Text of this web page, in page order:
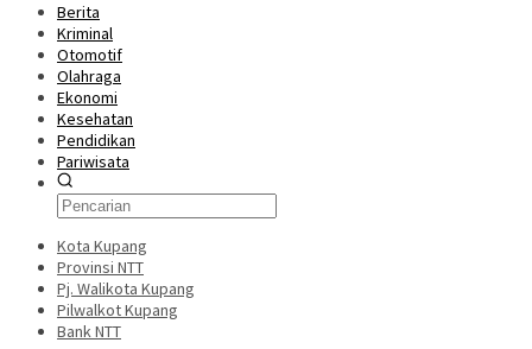
Berita
Kriminal
Otomotif
Olahraga
Ekonomi
Kesehatan
Pendidikan
Pariwisata
Kota Kupang
Provinsi NTT
Pj. Walikota Kupang
Pilwalkot Kupang
Bank NTT